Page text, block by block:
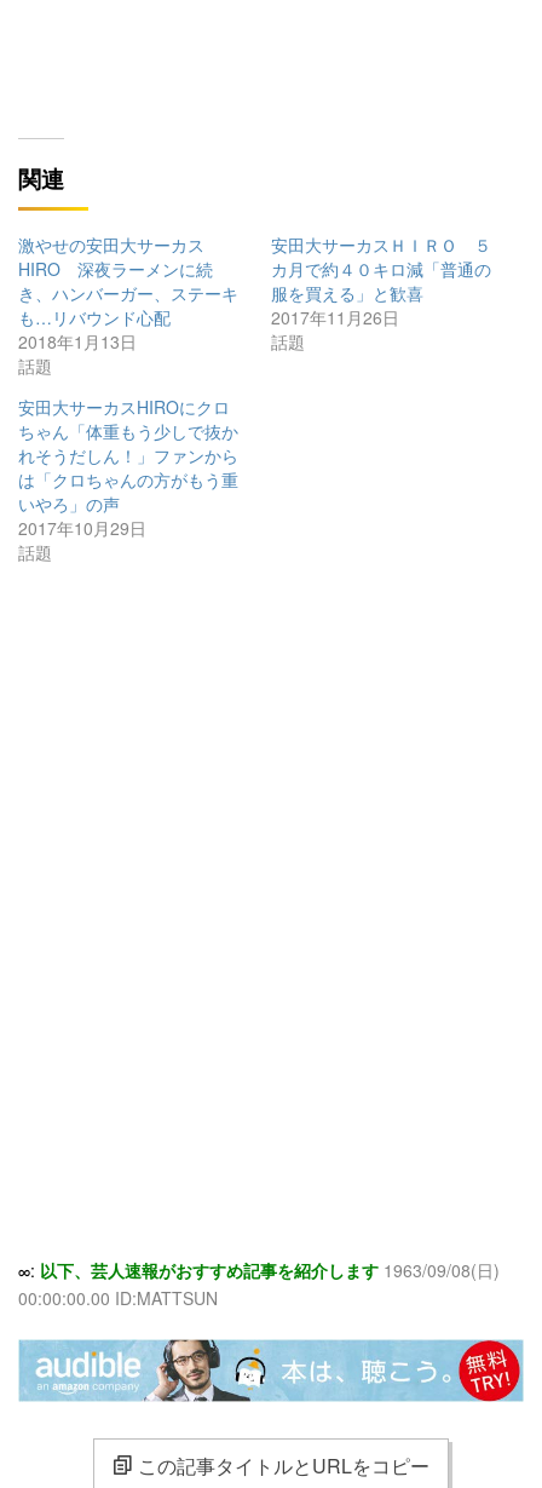
関連
激やせの安田大サーカス
HIRO 深夜ラーメンに続
き、ハンバーガー、ステーキ
も…リバウンド心配
2018年1月13日
話題
安田大サーカスＨＩＲＯ ５
カ月で約４０キロ減「普通の
服を買える」と歓喜
2017年11月26日
話題
安田大サーカスHIROにクロ
ちゃん「体重もう少しで抜か
れそうだしん！」ファンから
は「クロちゃんの方がもう重
いやろ」の声
2017年10月29日
話題
∞: 以下、芸人速報がおすすめ記事を紹介します 1963/09/08(日)
00:00:00.00 ID:MATTSUN
この記事タイトルとURLをコピー